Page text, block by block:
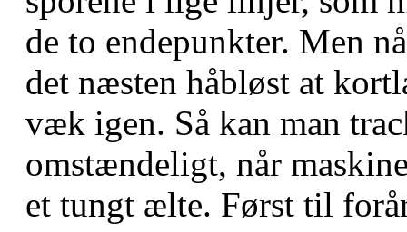
de to endepunkter. Men
det næsten håbløst at
væk igen. Så kan man
omstændeligt, når
et tungt ælte. Først til